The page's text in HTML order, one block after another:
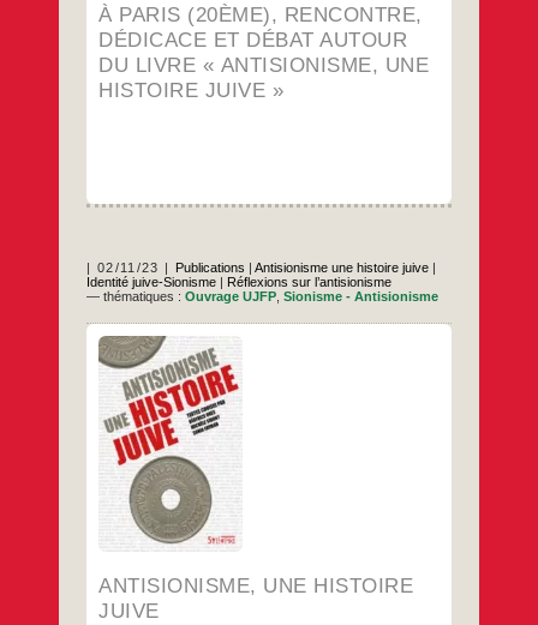
À PARIS (20ÈME), RENCONTRE,
DÉDICACE ET DÉBAT AUTOUR
DU LIVRE « ANTISIONISME, UNE
HISTOIRE JUIVE »
02/11/23 Publications Antisionisme une histoire juive|
Identité juive-Sionisme
Réflexions sur l’antisionisme
— thématiques :Ouvrage UJFP ,Sionisme - Antisionisme
ANTISIONISME, UNE HISTOIRE
JUIVE
À paraître le 12 octobre 2023 chez Syllepse
Pages : 368Format : 150 x 210ISBN : 979-
10-399-0153-6 25 € Présentation sur le site
de l’éditeur Lors de la cérémonie officielle
commémorant le 75e ­anniversaire de la
rafle du Vél d’Hiv, le président ­français
déclarait devant le chef du gouvernement
israélien, ­Benyamin Netanyahou : »Nous